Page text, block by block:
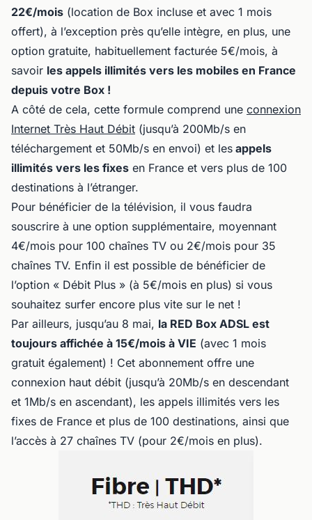
22€/mois (location de Box incluse et avec 1 mois
offert), à l’exception près qu’elle intègre, en plus, une
option gratuite, habituellement facturée 5€/mois, à
savoir les appels illimités vers les mobiles en France
depuis votre Box !
A côté de cela, cette formule comprend une connexion
Internet Très Haut Débit (jusqu’à 200Mb/s en
téléchargement et 50Mb/s en envoi) et les appels
illimités vers les fixes en France et vers plus de 100
destinations à l’étranger.
Pour bénéficier de la télévision, il vous faudra
souscrire à une option supplémentaire, moyennant
4€/mois pour 100 chaînes TV ou 2€/mois pour 35
chaînes TV. Enfin il est possible de bénéficier de
l’option « Débit Plus » (à 5€/mois en plus) si vous
souhaitez surfer encore plus vite sur le net !
Par ailleurs, jusqu’au 8 mai, la RED Box ADSL est
toujours affichée à 15€/mois à VIE (avec 1 mois
gratuit également) ! Cet abonnement offre une
connexion haut débit (jusqu’à 20Mb/s en descendant
et 1Mb/s en ascendant), les appels illimités vers les
fixes de France et plus de 100 destinations, ainsi que
l’accès à 27 chaînes TV (pour 2€/mois en plus).